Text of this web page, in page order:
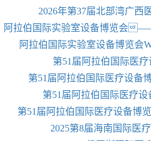
2026年第37届北部湾广西
阿拉伯国际实验室设备博览会
阿拉伯国际实验室设备博览会
第51届阿拉伯国际医
第51届阿拉伯国际医疗设备
第51届阿拉伯国际医疗设
第51届阿拉伯国际医疗设备博
2025第8届海南国际医